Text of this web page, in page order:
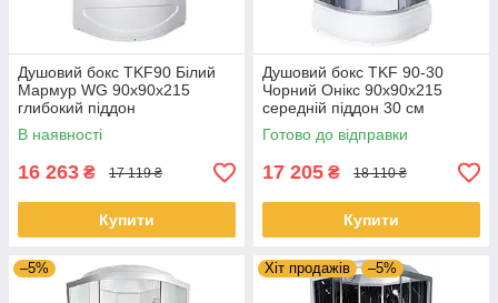
Душовий бокс TKF90 Білий
Мармур WG 90x90x215
глибокий піддон
В наявності
16 263 ₴ 17 119 ₴
Купити
Душовий бокс TKF 90-30
Чорний Онікс 90х90х215
середній піддон 30 см
Готово до відправки
17 205 ₴ 18 110 ₴
Купити
–5% Хіт продажів –5%